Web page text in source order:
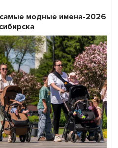
модные имена-2026